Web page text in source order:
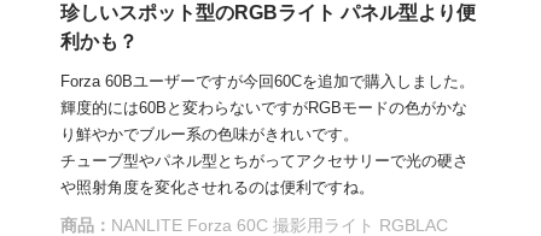
珍しいスポット型のRGBライト パネル型より便
利かも？
Forza 60Bユーザーですが今回60Cを追加で購入しました。
輝度的には60Bと変わらないですがRGBモードの色がかな
り鮮やかでブルー系の色味がきれいです。
チューブ型やパネル型とちがってアクセサリーで光の硬さ
や照射角度を変化させれるのは便利ですね。
商品： NANLITE Forza 60C 撮影用ライト RGBLAC